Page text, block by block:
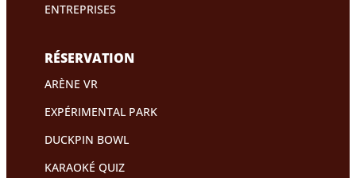
ENTREPRISES
RÉSERVATION
ARÈNE VR
EXPÉRIMENTAL PARK
DUCKPIN BOWL
KARAOKÉ QUIZ